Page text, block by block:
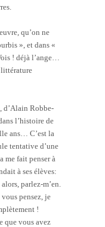
qu’on ne
», et dans «
! déjà l’ange…
littérature
, d’Alain Robbe-
l’histoire de
ans… C’est la
tentative d’une
me fait penser à
à ses élèves:
parlez-m’en.
pensez, je
!
que vous avez